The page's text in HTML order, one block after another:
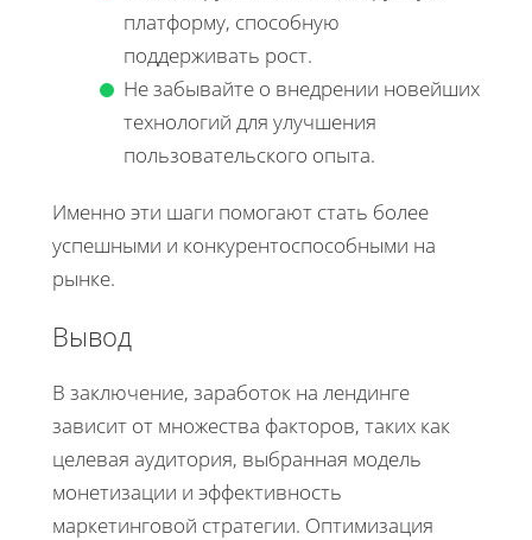
платформу, способную
поддерживать рост.
Не забывайте о внедрении новейших
технологий для улучшения
пользовательского опыта.
Именно эти шаги помогают стать более
успешными и конкурентоспособными на
рынке.
Вывод
В заключение, заработок на лендинге
зависит от множества факторов, таких как
целевая аудитория, выбранная модель
монетизации и эффективность
маркетинговой стратегии. Оптимизация